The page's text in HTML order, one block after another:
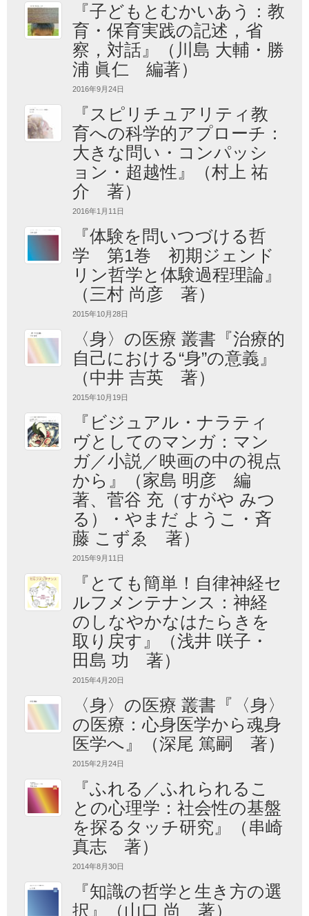
『子どもとむかいあう：教
育・保育実践の記述，省
察，対話』（川島 大輔・勝
浦 眞仁 編著）
2016年9月24日
『スピリチュアリティ教
育への科学的アプローチ：
大きな問い・コンパッシ
ョン・超越性』（村上 祐
介 著）
2016年1月11日
『体験を問いつづける哲
学 第1巻 初期ジェンド
リン哲学と体験過程理論』
（三村 尚彦 著）
2015年10月28日
〈身〉の医療 叢書『治療的
自己における“身”の意義』
（中井 吉英 著）
2015年10月19日
『ビジュアル・ナラティ
ヴとしてのマンガ：マン
ガ／小説／映画の中の視点
から』（家島 明彦 編
著、菅谷 充（すがや みつ
る）・やまだ ようこ・斉
藤 こずゑ 著）
2015年9月11日
『とても簡単！自律神経セ
ルフメンテナンス：神経
のしなやかなはたらきを
取り戻す』（浅井 咲子・
田島 功 著）
2015年4月20日
〈身〉の医療 叢書『〈身〉
の医療：心身医学から魂身
医学へ』（深尾 篤嗣 著）
2015年2月24日
『ふれる／ふれられるこ
との心理学：社会性の基盤
を探るタッチ研究』（串崎
真志 著）
2014年8月30日
『知識の哲学と生き方の選
択』（山口 尚 著）